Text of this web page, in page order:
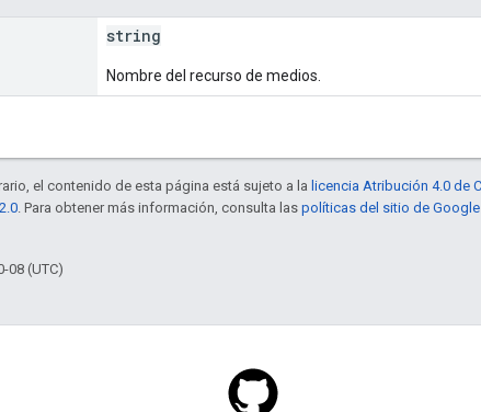
string
Nombre del recurso de medios.
el contenido de esta página está sujeto a la licencia Atribución 4.0 de
. Para obtener más información, consulta las políticas del sitio de
08 (UTC)